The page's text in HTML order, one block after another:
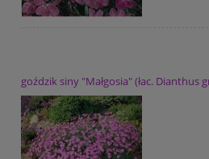
goździk siny "Małgosia" (łac.